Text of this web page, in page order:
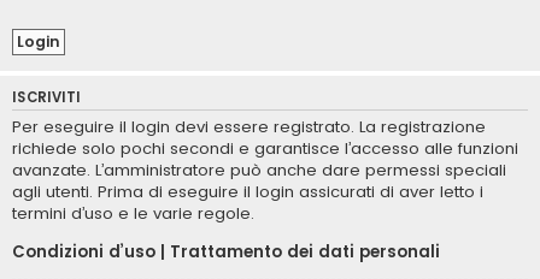
ISCRIVITI
Per eseguire il login devi essere registrato. La registrazione
richiede solo pochi secondi e garantisce l’accesso alle funzioni
avanzate. L’amministratore può anche dare permessi speciali
agli utenti. Prima di eseguire il login assicurati di aver letto i
termini d’uso e le varie regole.
Condizioni d’uso | Trattamento dei dati personali